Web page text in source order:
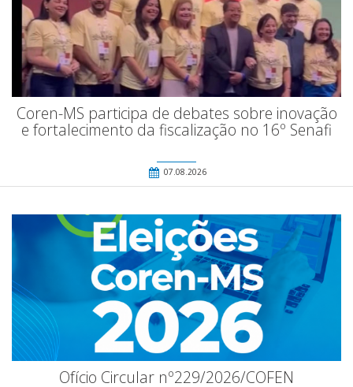
Coren-MS participa de debates sobre inovação
e fortalecimento da fiscalização no 16º Senafi
07.08.2026
Ofício Circular nº229/2026/COFEN